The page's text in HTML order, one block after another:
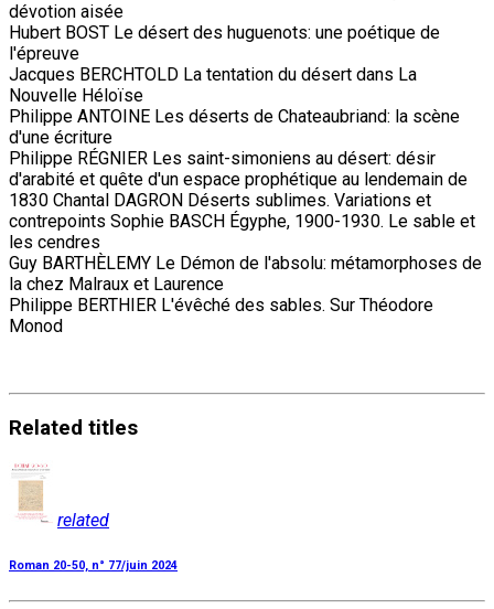
dévotion aisée
Hubert BOST Le désert des huguenots: une poétique de
l'épreuve
Jacques BERCHTOLD La tentation du désert dans La
Nouvelle Héloïse
Philippe ANTOINE Les déserts de Chateaubriand: la scène
d'une écriture
Philippe RÉGNIER Les saint-simoniens au désert: désir
d'arabité et quête d'un espace prophétique au lendemain de
1830 Chantal DAGRON Déserts sublimes. Variations et
contrepoints Sophie BASCH Égyphe, 1900-1930. Le sable et
les cendres
Guy BARTHÈLEMY Le Démon de l'absolu: métamorphoses de
la chez Malraux et Laurence
Philippe BERTHIER L'évêché des sables. Sur Théodore
Monod
Related titles
related
Roman 20-50, n° 77/juin 2024